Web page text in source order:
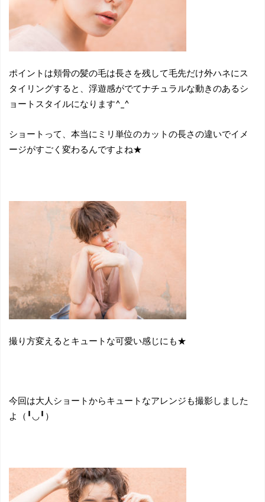
ポイントは頬骨の髪の毛は長さを残して毛先だけ外ハネにス
タイリングすると、浮遊感がでてナチュラルな動きのあるシ
ョートスタイルになります^_^
ショートって、本当にミリ単位のカットの長さの違いでイメ
ージがすごく変わるんですよね★
撮り方変えるとキュートな可愛い感じにも★
今回は大人ショートからキュートなアレンジも撮影しました
よ（╹◡╹）